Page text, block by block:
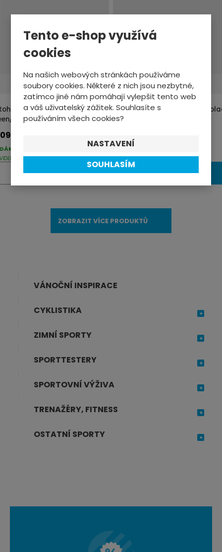
Tento e-shop využívá
cookies
Na našich webových stránkách používáme
soubory cookies. Některé z nich jsou nezbytné,
zatímco jiné nám pomáhají vylepšit tento web
a váš uživatelský zážitek. Souhlasíte s
používáním všech cookies?
NASTAVENÍ
SOUHLASÍM
p
e
t
Doprava zdarma
Atomic Backland 22+
grey 22/23
KOUPIT
DO 2-3 PRAC. DNŮ
AKTUALIZOVANÉ
Doprava zdarma
Batoh Atomic Backland 30+
22/23
Z
n
i
t
e
KOUPIT
DODÁME DO 2-3 PRAC. DNŮ
PRAVIDELNĚ AKTUALIZOVANÉ
ZOBRAZIT VÍCE PRODUKTŮ
VÁNOČNÍ INSPIRACE
CYKLISTIKA
ZIMNÍ SPORTY
SPORTTESTERY
SPORTOVNÍ VÝŽIVA
TRENAŽÉRY, FITNESS
OSTATNÍ SPORTY